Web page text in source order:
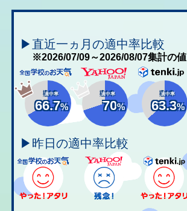
▶直近一ヵ月の適中率比較
※2026/07/09～2026/08/07集計の値
適中率
66.7%
適中率
70%
適中率
63.3%
▶昨日の適中率比較